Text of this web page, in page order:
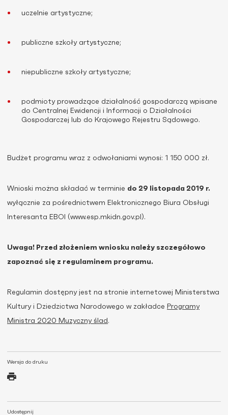
Wersja do druku
Udostępnij
uczelnie artystyczne;
publiczne szkoły artystyczne;
niepubliczne szkoły artystyczne;
podmioty prowadzące działalność gospodarczą wpisane
do Centralnej Ewidencji i Informacji o Działalności
Gospodarczej lub do Krajowego Rejestru Sądowego.
Budżet programu wraz z odwołaniami wynosi: 1 150 000 zł.
Wnioski można składać w terminie do 29 listopada 2019 r.
wyłącznie za pośrednictwem Elektronicznego Biura Obsługi
Interesanta EBOI (www.esp.mkidn.gov.pl).
Uwaga! Przed złożeniem wniosku należy szczegółowo
zapoznać się z regulaminem programu.
Regulamin dostępny jest na stronie internetowej Ministerstwa
Kultury i Dziedzictwa Narodowego w zakładce Programy
Ministra 2020 Muzyczny ślad .